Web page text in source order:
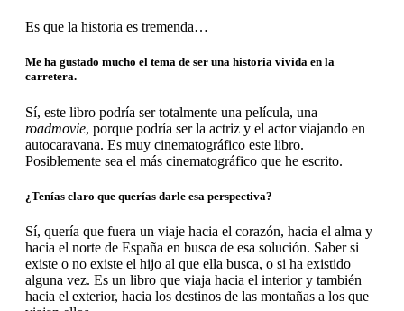
Es que la historia es tremenda…
Me ha gustado mucho el tema de ser una historia vivida en la
carretera.
Sí, este libro podría ser totalmente una película, una
roadmovie, porque podría ser la actriz y el actor viajando en
autocaravana. Es muy cinematográfico este libro.
Posiblemente sea el más cinematográfico que he escrito.
¿Tenías claro que querías darle esa perspectiva?
Sí, quería que fuera un viaje hacia el corazón, hacia el alma y
hacia el norte de España en busca de esa solución. Saber si
existe o no existe el hijo al que ella busca, o si ha existido
alguna vez. Es un libro que viaja hacia el interior y también
hacia el exterior, hacia los destinos de las montañas a los que